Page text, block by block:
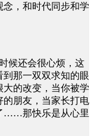
，和时代同步和学
候还会很心烦，这
那一双双求知的眼
的改变，当你被学
的朋友，当家长打电
……那快乐是从心里